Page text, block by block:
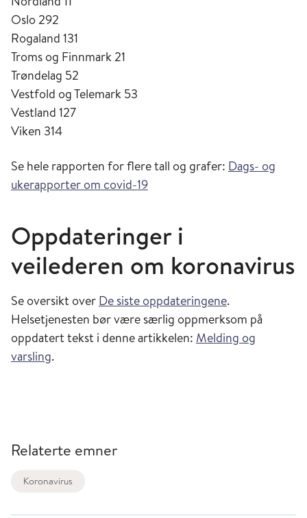
Oslo 292
Rogaland 131
Troms og Finnmark 21
Trøndelag 52
Vestfold og Telemark 53
Vestland 127
Viken 314
Se hele rapporten for flere tall og grafer: Dags- og
ukerapporter om covid-19
Oppdateringer i
veilederen om koronavirus
Se oversikt over De siste oppdateringene.
Helsetjenesten bør være særlig oppmerksom på
oppdatert tekst i denne artikkelen: Melding og
varsling.
Relaterte emner
Koronavirus